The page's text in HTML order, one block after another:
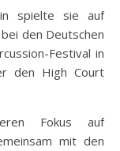
spielte sie auf
den Deutschen
Festival in
den High Court
Fokus auf
mit den